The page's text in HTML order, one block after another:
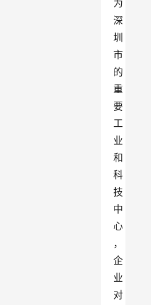
为
深
圳
市
的
重
要
工
业
和
科
技
中
心
，
企
业
对